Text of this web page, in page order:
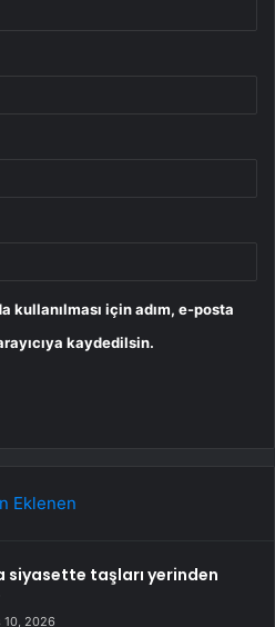
kullanılması için adım, e-posta
kaydedilsin.
Eklenen
siyasette taşları yerinden
10, 2026